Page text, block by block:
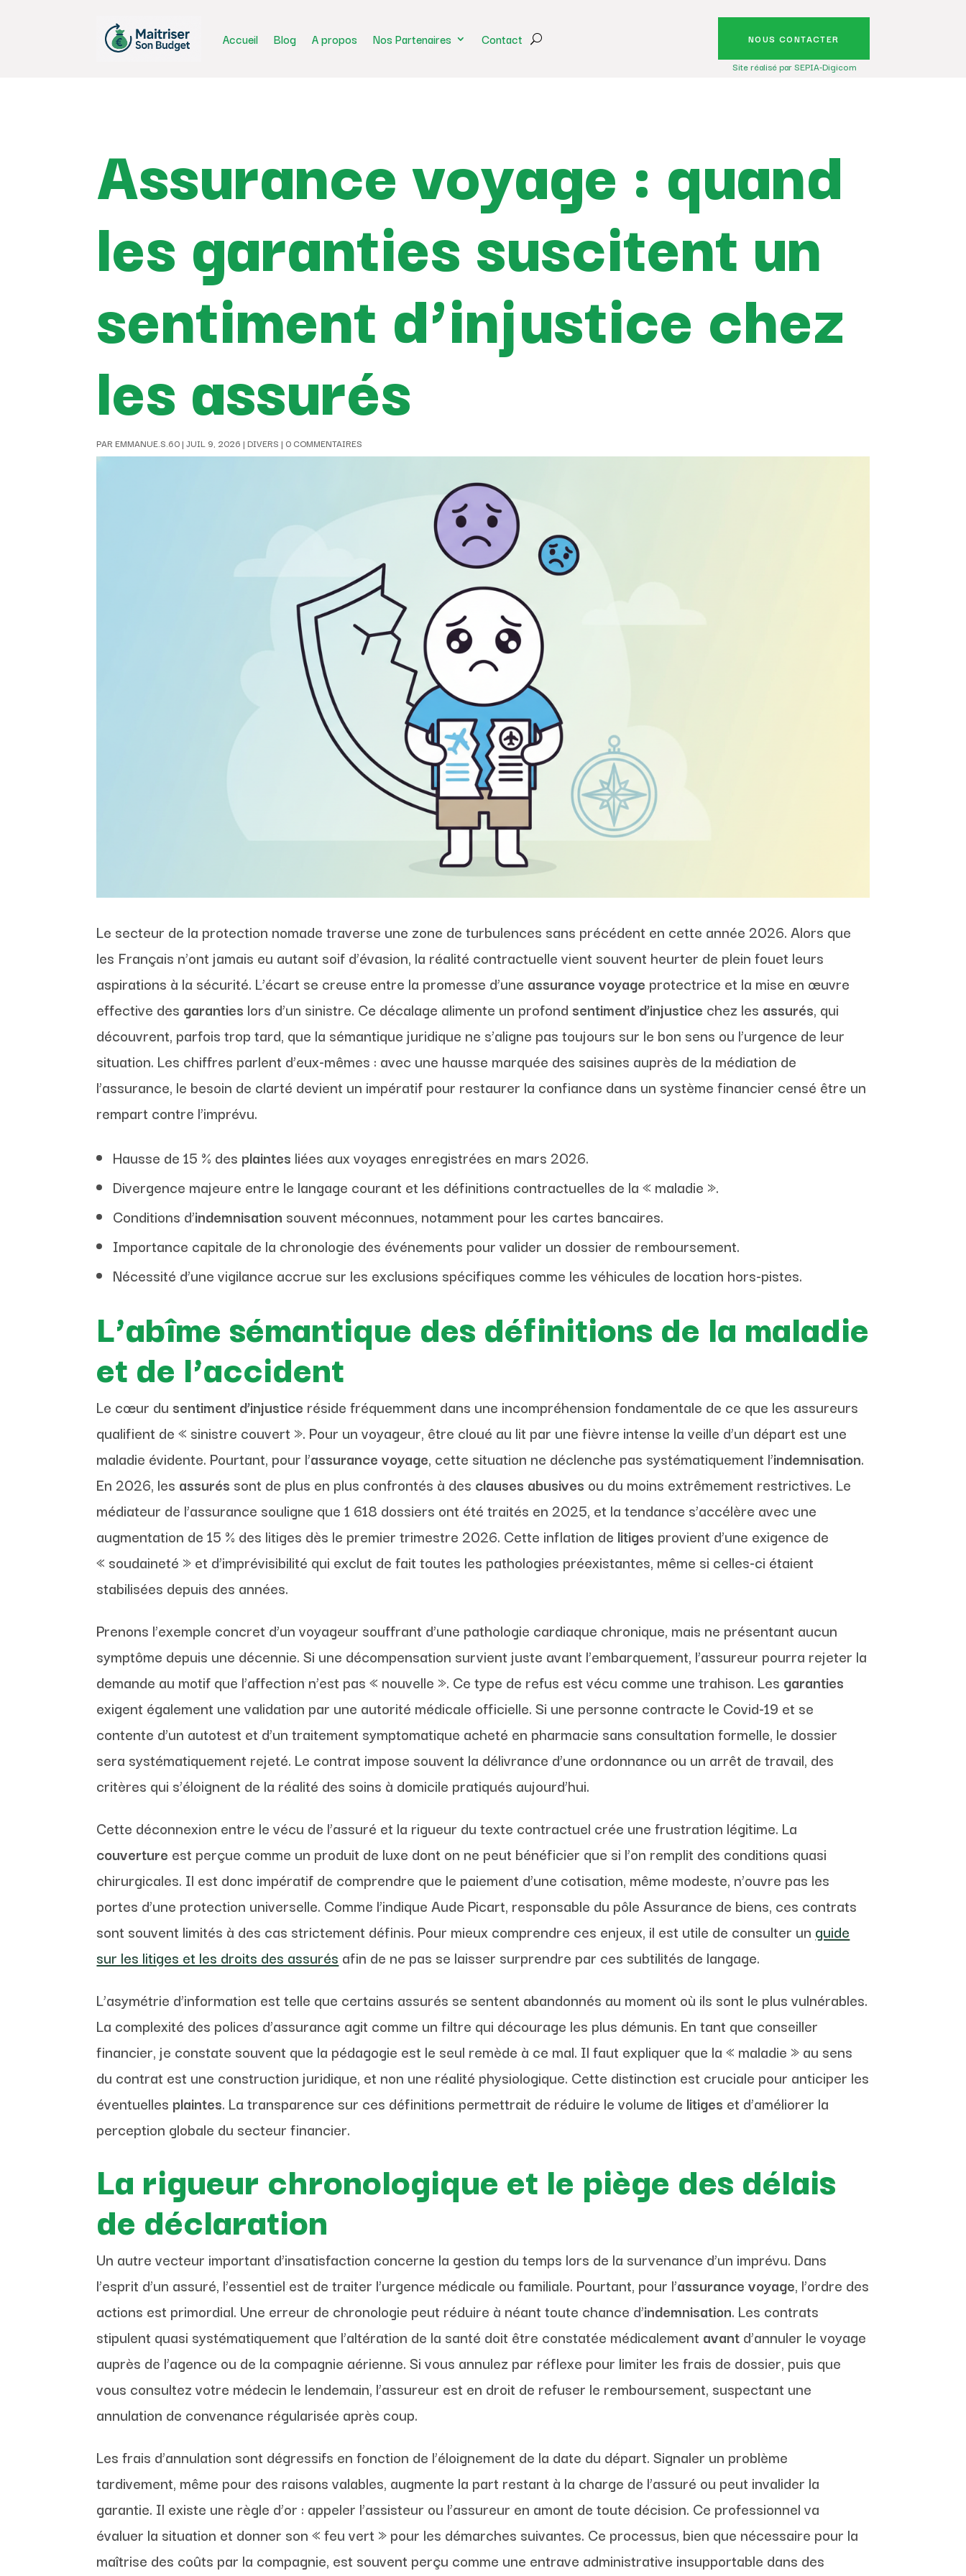
Accueil Blog A propos Nos Partenaires Contact NOUS CONTACTER
Site réalisé par SEPIA-Digicom
Assurance voyage : quand
les garanties suscitent un
sentiment d’injustice chez
les assurés
PAREMMANUE.S.60|JUIL 9, 2026 |DIVERS | 0 COMMENTAIRES
Le secteur de la protection nomade traverse une zone de turbulences sans précédent en cette année 2026. Alors que
les Français n’ont jamais eu autant soif d’évasion, la réalité contractuelle vient souvent heurter de plein fouet leurs
aspirations à la sécurité. L’écart se creuse entre la promesse d’une assurance voyage protectrice et la mise en œuvre
effective des garanties lors d’un sinistre. Ce décalage alimente un profond sentiment d’injustice chez les assurés, qui
découvrent, parfois trop tard, que la sémantique juridique ne s’aligne pas toujours sur le bon sens ou l’urgence de leur
situation. Les chiffres parlent d’eux-mêmes : avec une hausse marquée des saisines auprès de la médiation de
l’assurance, le besoin de clarté devient un impératif pour restaurer la confiance dans un système financier censé être un
rempart contre l’imprévu.
Hausse de 15 % des plaintes liées aux voyages enregistrées en mars 2026.
Divergence majeure entre le langage courant et les définitions contractuelles de la « maladie ».
Conditions d’indemnisation souvent méconnues, notamment pour les cartes bancaires.
Importance capitale de la chronologie des événements pour valider un dossier de remboursement.
Nécessité d’une vigilance accrue sur les exclusions spécifiques comme les véhicules de location hors-pistes.
L’abîme sémantique des définitions de la maladie
et de l’accident
Le cœur du sentiment d’injustice réside fréquemment dans une incompréhension fondamentale de ce que les assureurs
qualifient de « sinistre couvert ». Pour un voyageur, être cloué au lit par une fièvre intense la veille d’un départ est une
maladie évidente. Pourtant, pour l’assurance voyage, cette situation ne déclenche pas systématiquement l’indemnisation.
En 2026, les assurés sont de plus en plus confrontés à des clauses abusives ou du moins extrêmement restrictives. Le
médiateur de l’assurance souligne que 1 618 dossiers ont été traités en 2025, et la tendance s’accélère avec une
augmentation de 15 % des litiges dès le premier trimestre 2026. Cette inflation de litiges provient d’une exigence de
« soudaineté » et d’imprévisibilité qui exclut de fait toutes les pathologies préexistantes, même si celles-ci étaient
stabilisées depuis des années.
Prenons l’exemple concret d’un voyageur souffrant d’une pathologie cardiaque chronique, mais ne présentant aucun
symptôme depuis une décennie. Si une décompensation survient juste avant l’embarquement, l’assureur pourra rejeter la
demande au motif que l’affection n’est pas « nouvelle ». Ce type de refus est vécu comme une trahison. Les garanties
exigent également une validation par une autorité médicale officielle. Si une personne contracte le Covid-19 et se
contente d’un autotest et d’un traitement symptomatique acheté en pharmacie sans consultation formelle, le dossier
sera systématiquement rejeté. Le contrat impose souvent la délivrance d’une ordonnance ou un arrêt de travail, des
critères qui s’éloignent de la réalité des soins à domicile pratiqués aujourd’hui.
Cette déconnexion entre le vécu de l’assuré et la rigueur du texte contractuel crée une frustration légitime. La
couverture est perçue comme un produit de luxe dont on ne peut bénéficier que si l’on remplit des conditions quasi
chirurgicales. Il est donc impératif de comprendre que le paiement d’une cotisation, même modeste, n’ouvre pas les
portes d’une protection universelle. Comme l’indique Aude Picart, responsable du pôle Assurance de biens, ces contrats
sont souvent limités à des cas strictement définis. Pour mieux comprendre ces enjeux, il est utile de consulter un guide
sur les litiges et les droits des assurés afin de ne pas se laisser surprendre par ces subtilités de langage.
L’asymétrie d’information est telle que certains assurés se sentent abandonnés au moment où ils sont le plus vulnérables.
La complexité des polices d’assurance agit comme un filtre qui décourage les plus démunis. En tant que conseiller
financier, je constate souvent que la pédagogie est le seul remède à ce mal. Il faut expliquer que la « maladie » au sens
du contrat est une construction juridique, et non une réalité physiologique. Cette distinction est cruciale pour anticiper les
éventuelles plaintes. La transparence sur ces définitions permettrait de réduire le volume de litiges et d’améliorer la
perception globale du secteur financier.
La rigueur chronologique et le piège des délais
de déclaration
Un autre vecteur important d’insatisfaction concerne la gestion du temps lors de la survenance d’un imprévu. Dans
l’esprit d’un assuré, l’essentiel est de traiter l’urgence médicale ou familiale. Pourtant, pour l’assurance voyage, l’ordre des
actions est primordial. Une erreur de chronologie peut réduire à néant toute chance d’indemnisation. Les contrats
stipulent quasi systématiquement que l’altération de la santé doit être constatée médicalement avantd’annuler le voyage
auprès de l’agence ou de la compagnie aérienne. Si vous annulez par réflexe pour limiter les frais de dossier, puis que
vous consultez votre médecin le lendemain, l’assureur est en droit de refuser le remboursement, suspectant une
annulation de convenance régularisée après coup.
Les frais d’annulation sont dégressifs en fonction de l’éloignement de la date du départ. Signaler un problème
tardivement, même pour des raisons valables, augmente la part restant à la charge de l’assuré ou peut invalider la
garantie. Il existe une règle d’or : appeler l’assisteur ou l’assureur en amont de toute décision. Ce professionnel va
évaluer la situation et donner son « feu vert » pour les démarches suivantes. Ce processus, bien que nécessaire pour la
maîtrise des coûts par la compagnie, est souvent perçu comme une entrave administrative insupportable dans des